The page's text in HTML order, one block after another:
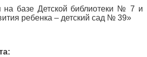
на базе Детской библиотеки № 7 и
ребенка – детский сад № 39»